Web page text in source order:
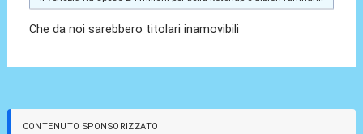
Che da noi sarebbero titolari inamovibili
CONTENUTO SPONSORIZZATO